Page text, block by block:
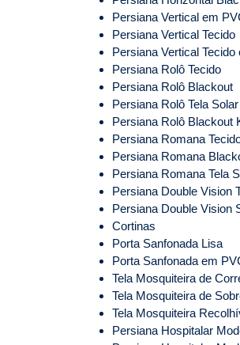
Persiana Vertical em
Persiana Vertical Tecido
Persiana Vertical
Persiana Rolô Tecido
Persiana Rolô Blackout
Persiana Rolô Tela Solar
Persiana Rolô Blackout
Persiana Romana
Persiana Romana
Persiana Romana Tela
Persiana Double Vision
Persiana Double Vision
Cortinas
Porta Sanfonada Lisa
Porta Sanfonada em
Tela Mosquiteira de
Tela Mosquiteira de
Tela Mosquiteira
Persiana Hospitalar